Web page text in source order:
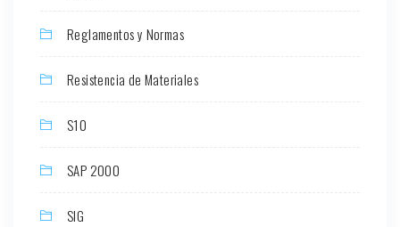
Reglamentos y Normas
Resistencia de Materiales
S10
SAP 2000
SIG